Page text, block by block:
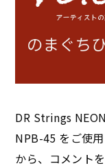
DR Strings
NPB-45 をご使
から、コメント